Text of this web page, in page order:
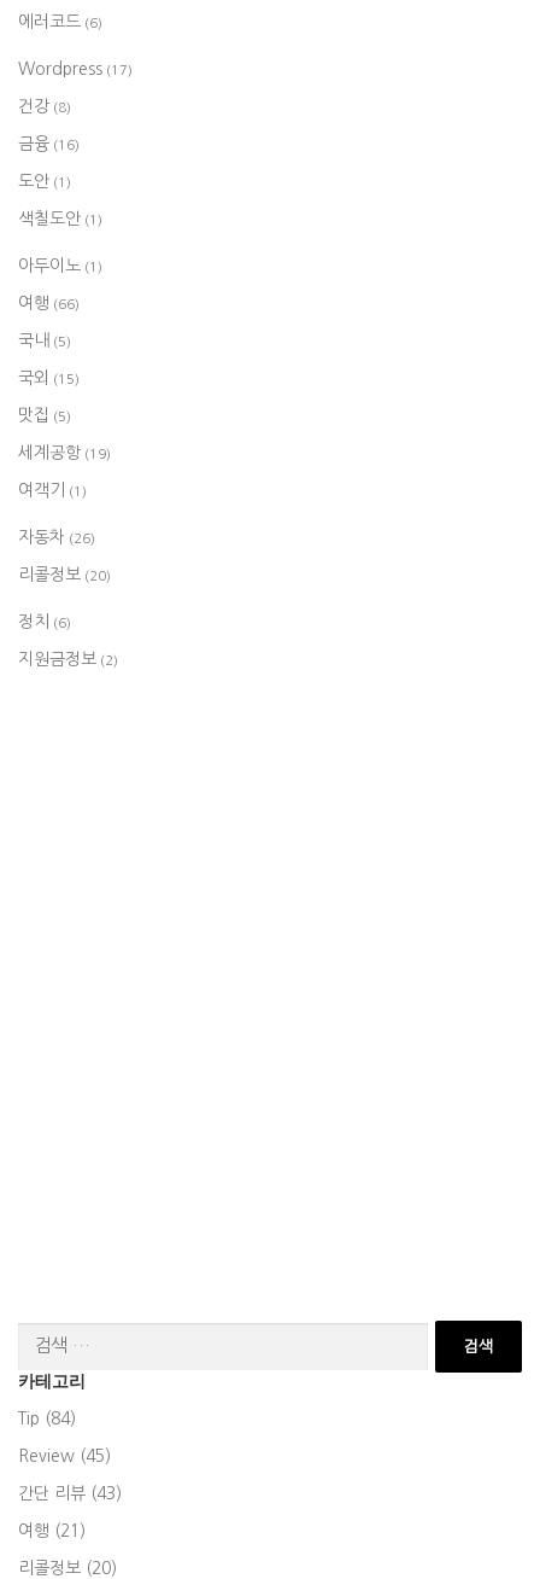
에러코드 (6)
Wordpress (17)
건강 (8)
금융 (16)
도안 (1)
색칠도안 (1)
아두이노 (1)
여행 (66)
국내 (5)
국외 (15)
맛집 (5)
세계공항 (19)
여객기 (1)
자동차 (26)
리콜정보 (20)
정치 (6)
지원금정보 (2)
카테고리
Tip (84)
Review (45)
간단 리뷰 (43)
여행 (21)
리콜정보 (20)